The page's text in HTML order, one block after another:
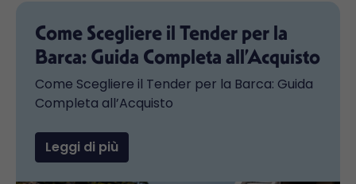
Come Scegliere il Tender per la
Barca: Guida Completa all’Acquisto
Come Scegliere il Tender per la Barca: Guida
Completa all’Acquisto
Leggi di più